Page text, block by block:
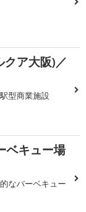
ア大阪)／
型商業施設
ベキュー場
なバーベキュー